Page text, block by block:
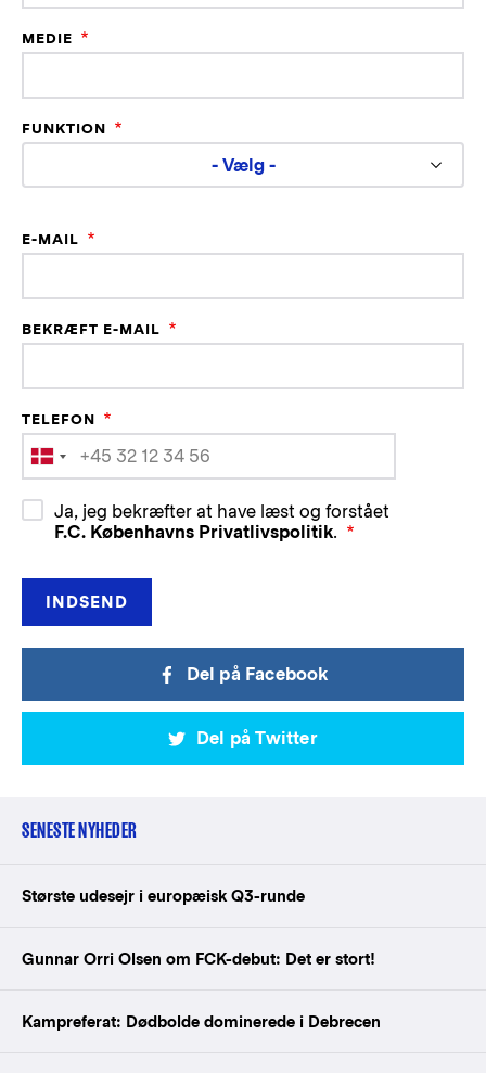
MEDIE
FUNKTION
- Vælg -
mail
E-MAIL
BEKRÆFT E-MAIL
TELEFON
Ja, jeg bekræfter at have læst og forstået
F.C. Københavns Privatlivspolitik.
Del på Facebook
Del på Twitter
SENESTE NYHEDER
Største udesejr i europæisk Q3-runde
Gunnar Orri Olsen om FCK-debut: Det er stort!
Kampreferat: Dødbolde dominerede i Debrecen